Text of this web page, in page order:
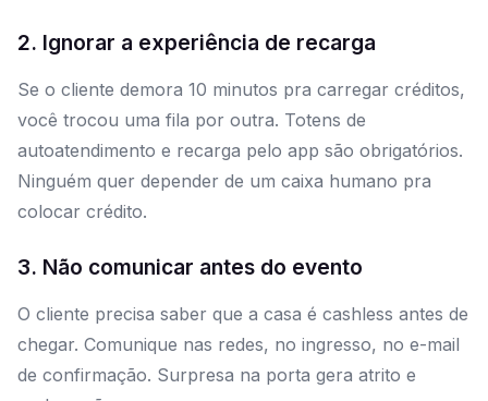
2. Ignorar a experiência de recarga
Se o cliente demora 10 minutos pra carregar créditos,
você trocou uma fila por outra. Totens de
autoatendimento e recarga pelo app são obrigatórios.
Ninguém quer depender de um caixa humano pra
colocar crédito.
3. Não comunicar antes do evento
O cliente precisa saber que a casa é cashless antes de
chegar. Comunique nas redes, no ingresso, no e-mail
de confirmação. Surpresa na porta gera atrito e